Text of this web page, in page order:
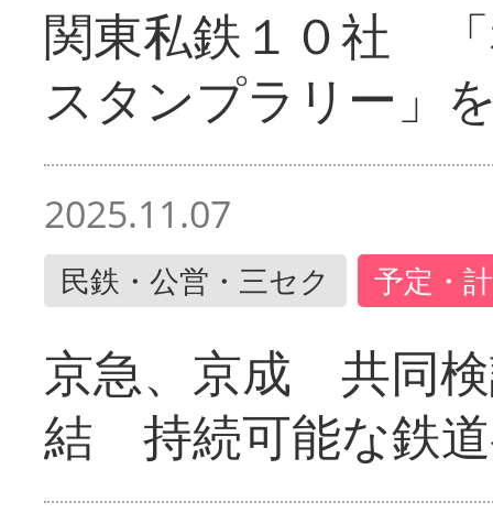
関東私鉄１０社
スタンプラリー」
2025.11.07
民鉄・公営・三セク 予定・
京急、京成 共同
結 持続可能な鉄